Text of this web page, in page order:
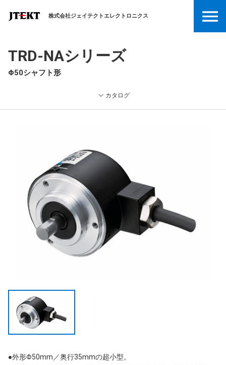
株式会社ジェイテクトエレクトロニクス
TRD-NAシリーズ
Φ50シャフト形
カタログ
●外形Φ50mm／奥行35mmの超小型。